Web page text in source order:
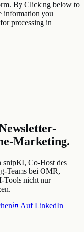
By Clicking below to
information you
processing in
Marketing.
Co-Host des
Teams bei OMR,
Tools nicht nur
Auf LinkedIn